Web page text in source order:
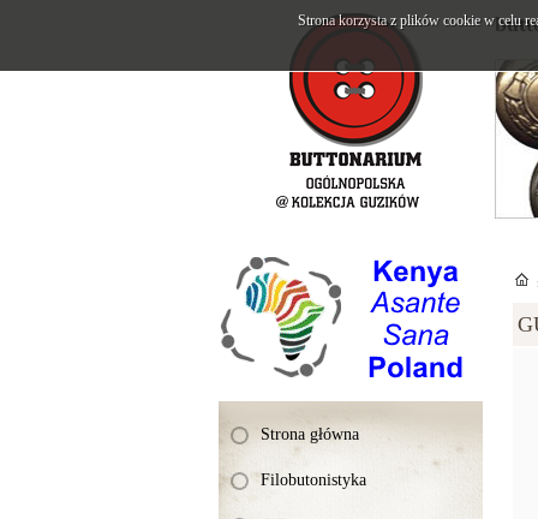
Strona główna
Filobutonistyka
Strona korzysta z plików cookie w celu